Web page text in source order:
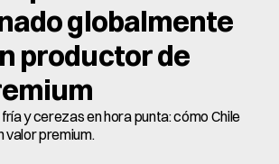
globalmente
productor de
y cerezas en hora punta: cómo Chile
valor premium.